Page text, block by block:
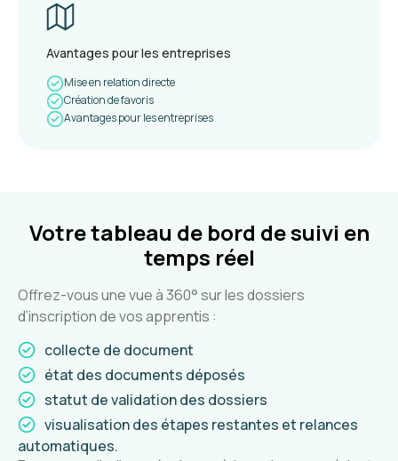
Avantages pour les entreprises
Mise en relation directe
Création de favoris
Avantages pour les entreprises
Votre tableau de bord de suivi en
temps réel
Offrez-vous une vue à 360° sur les dossiers
d’inscription de vos apprentis :
collecte de document
état des documents déposés
statut de validation des dossiers
visualisation des étapes restantes et relances
automatiques.